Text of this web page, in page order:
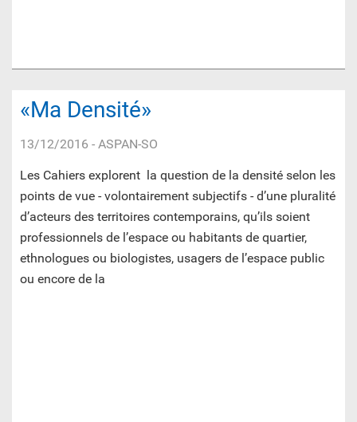
«Ma Densité»
13/12/2016 - ASPAN-SO
Les Cahiers explorent la question de la densité selon les
points de vue - volontairement subjectifs - d’une pluralité
d’acteurs des territoires contemporains, qu’ils soient
professionnels de l’espace ou habitants de quartier,
ethnologues ou biologistes, usagers de l’espace public
ou encore de la